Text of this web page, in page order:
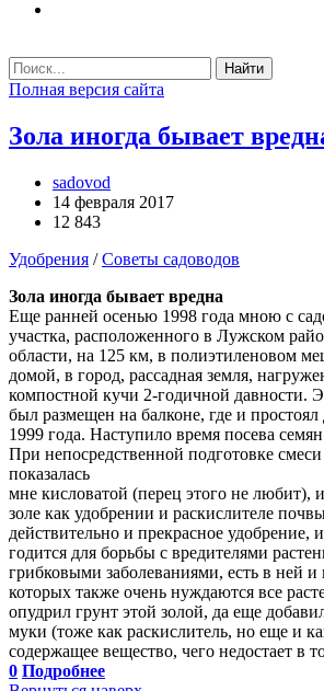
Найти
Полная версия сайта
Зола иногда бывает
sadovod
14 февраля 2017
12 843
Удобрения /Советы садоводов
Зола иногда бывает вредна
Еще ранней осенью 1998 года мною с
участка, расположенного в Лужском
области, на 125 км, в полиэтиленовом
домой, в город, рассадная земля,
компостной кучи 2-годичной давности.
был размещен на балконе, где и
1999 года. Наступило время посева
При непосредственной подготовке смеси
показалась
мне кисловатой (перец этого не любит),
золе как удобрении и раскислителе
действительно и прекрасное удобрение,
годится для борьбы с вредителями
грибковыми заболеваниями, есть в ней
которых также очень нуждаются все
опудрил грунт этой золой, да еще
муки (тоже как раскислитель, но еще и
содержащее вещество, чего недостает в
0 Подробнее